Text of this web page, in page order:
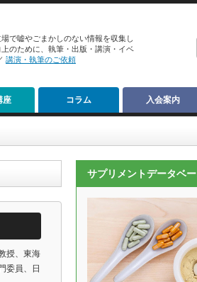
で嘘やごまかしのない情報を収集し
のために、執筆・出版・講演・イベ
講演・執筆のご依頼
座 コラム 入会案内
授、東海
委員、日
サプリメントデータベ